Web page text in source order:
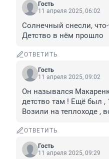
Гость
11 апреля 2025, 06:02
Солнечный снесли,
Детство в нём прошло
ОТВЕТИТЬ
Гость
11 апреля 2025, 09:02
Он назывался
детство там ! Ещё был
Возили на теплоходе ,
ОТВЕТИТЬ
Гость
11 апреля 2025, 09:29